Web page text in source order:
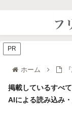
ホーム
掲載しているすべ
AIによる読み込み
PR